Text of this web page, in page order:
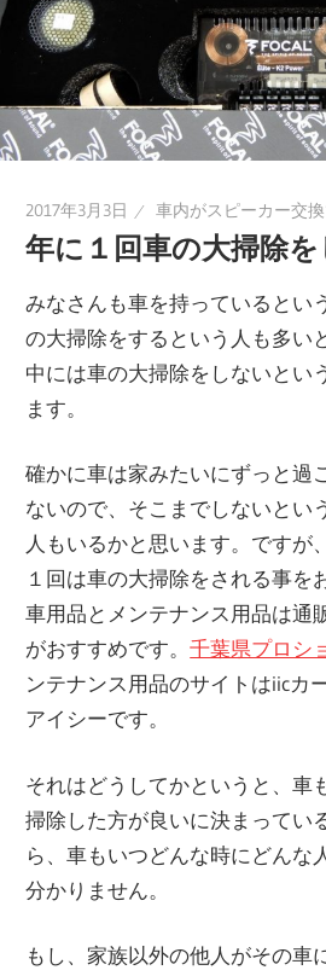
2017年3月3日 車内がスピーカー交
年に１回車の大掃除
みなさんも車を持っているとい
の大掃除をするという人も多い
中には車の大掃除をしないとい
ます。
確かに車は家みたいにずっと過
ないので、そこまでしないとい
人もいるかと思います。ですが
１回は車の大掃除をされる事を
車用品とメンテナンス用品は通
がおすすめです。千葉県プロシ
ンテナンス用品のサイトはiicカ
アイシーです。
それはどうしてかというと、車
掃除した方が良いに決まってい
ら、車もいつどんな時にどんな
分かりません。
もし、家族以外の他人がその車